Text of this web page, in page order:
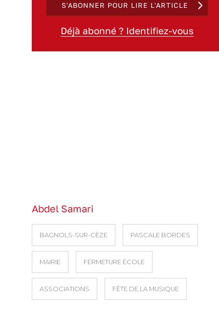
S'ABONNER POUR LIRE L'ARTICLE
Déjà abonné ? Identifiez-vous
Abdel Samari
BAGNOLS-SUR-CÈZE PASCALE BORDES
MAIRIE FERMETURE ÉCOLE
ASSOCIATIONS FÊTE DE LA MUSIQUE